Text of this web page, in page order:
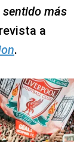
sentido más
a
.